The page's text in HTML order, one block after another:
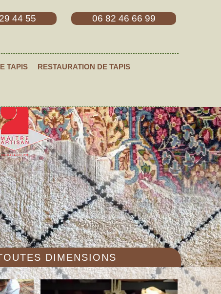
44 55 06 82 46 66 99
TAPIS RESTAURATION DE TAPIS
DIMENSIONS